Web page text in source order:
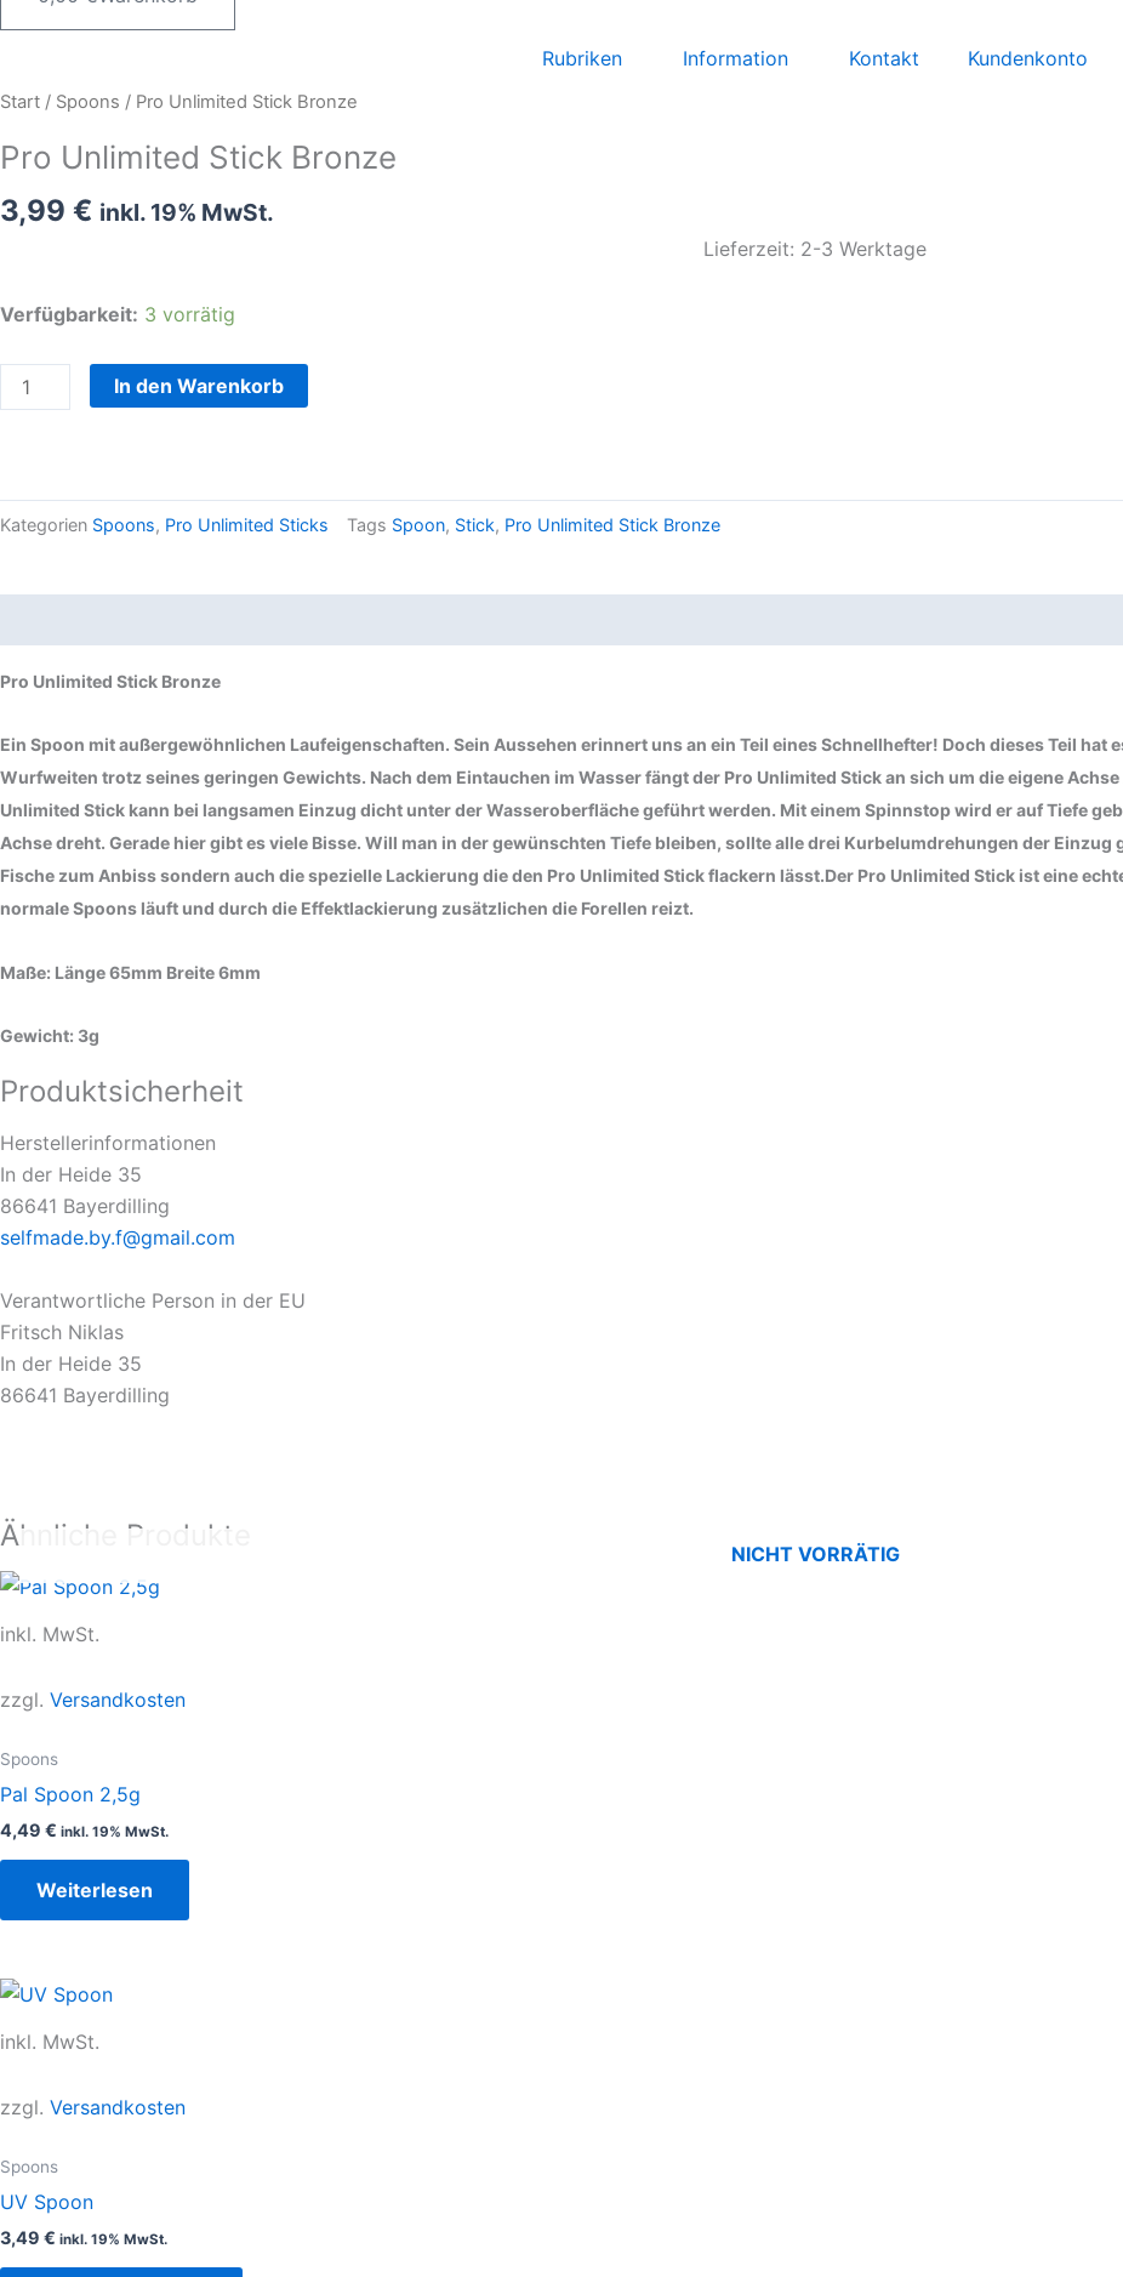
Rubriken Information Kontakt Kundenkonto
Start / Spoons / Pro Unlimited Stick Bronze
Pro Unlimited Stick Bronze
3,99 € inkl. 19% MwSt.
Lieferzeit: 2-3 Werktage
Verfügbarkeit: 3 vorrätig
Pro
Stick
Bronze
Menge
In den Warenkorb
Kategorien Spoons, Pro Unlimited Sticks Tags Spoon, Stick, Pro Unlimited Stick Bronze
Pro Unlimited Stick Bronze
Ein Spoon mit außergewöhnlichen Laufeigenschaften. Sein Aussehen erinnert uns an ein Teil eines Schnellhefter! Doch dieses Teil hat
Wurfweiten trotz seines geringen Gewichts. Nach dem Eintauchen im Wasser fängt der Pro Unlimited Stick an sich um die eigene
Unlimited Stick kann bei langsamen Einzug dicht unter der Wasseroberfläche geführt werden. Mit einem Spinnstop wird er auf Tiefe
Achse dreht. Gerade hier gibt es viele Bisse. Will man in der gewünschten Tiefe bleiben, sollte alle drei Kurbelumdrehungen der
Fische zum Anbiss sondern auch die spezielle Lackierung die den Pro Unlimited Stick flackern lässt.Der Pro Unlimited Stick ist eine
normale Spoons läuft und durch die Effektlackierung zusätzlichen die Forellen reizt.
Maße: Länge 65mm Breite 6mm
Gewicht: 3g
Produktsicherheit
Herstellerinformationen
In der Heide 35
86641 Bayerdilling
selfmade.by.f@gmail.com
Verantwortliche Person in der EU
Fritsch Niklas
In der Heide 35
86641 Bayerdilling
Ähnliche Produkte
NICHT VORRÄTIG
inkl. MwSt.
zzgl. Versandkosten
Spoons
Pal Spoon 2,5g
4,49 € inkl. 19% MwSt.
Weiterlesen
inkl. MwSt.
zzgl. Versandkosten
Spoons
UV Spoon
3,49 € inkl. 19% MwSt.